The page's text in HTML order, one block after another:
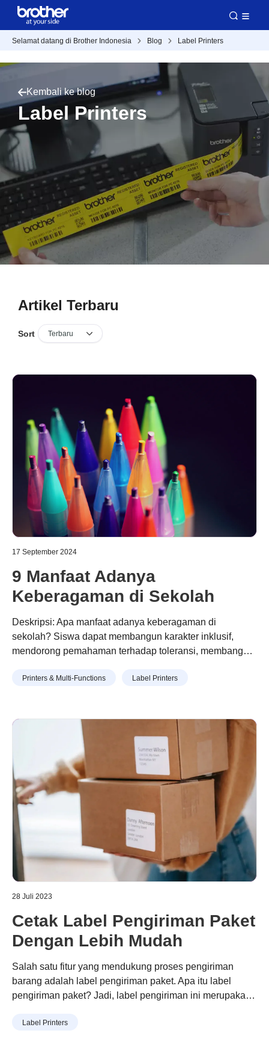
Selamat datang di Brother Indonesia Blog Label Printers
Kembali ke blog
Label Printers
Artikel Terbaru
Sort
17 September 2024
9 Manfaat Adanya
Keberagaman di Sekolah
Deskripsi: Apa manfaat adanya keberagaman di
sekolah? Siswa dapat membangun karakter inklusif,
mendorong pemahaman terhadap toleransi, membangun
Sekolah ”
Printers & Multi-Functions Label Printers
28 Juli 2023
Cetak Label Pengiriman Paket
Dengan Lebih Mudah
Salah satu fitur yang mendukung proses pengiriman
barang adalah label pengiriman paket. Apa itu label
pengiriman paket? Jadi, label pengiriman ini merupakan
melacak keberadaan paket. Setiap barang yang hendak
Label Printers